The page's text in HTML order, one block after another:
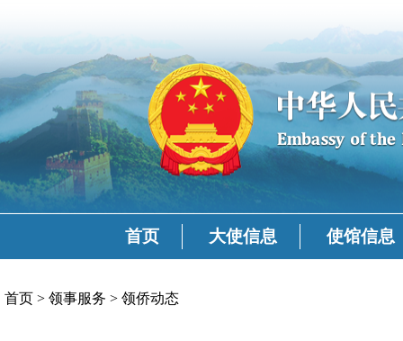
首页 大使信息 使馆信息
首页 > 领事服务 > 领侨动态